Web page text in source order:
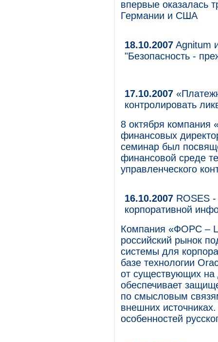
впервые оказалась
Германии и США
18.10.2007 Agnitum
"Безопасность -
17.10.2007
контролировать
8 октября
финансовых
семинар был
финансовой среде
управленческого
16.10.2007 ROSES
корпоративной
Компания «ФОРС –
российский рынок
системы для
базе технологии
от существующих
обеспечивает
по смысловым
внешних
особенностей